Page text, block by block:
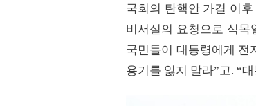
국회의 탄핵안 가결 이
비서실의 요청으로 식
국민들이 대통령에게 전
용기를 잃지 말라”고. “